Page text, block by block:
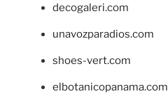
decogaleri.com
unavozparadios.com
shoes-vert.com
elbotanicopanama.com